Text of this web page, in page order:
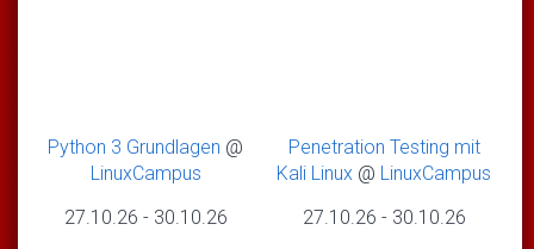
Python 3 Grundlagen @
LinuxCampus
27.10.26 - 30.10.26
Penetration Testing mit
Kali Linux @ LinuxCampus
27.10.26 - 30.10.26